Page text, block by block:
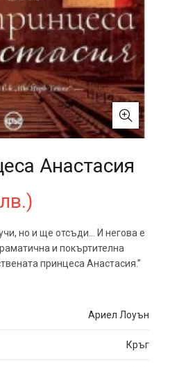
Анастасия
но и ще отсъди… И негова е
и покъртителна
принцеса Анастасия.”
Ариел Лоуън
Кръг